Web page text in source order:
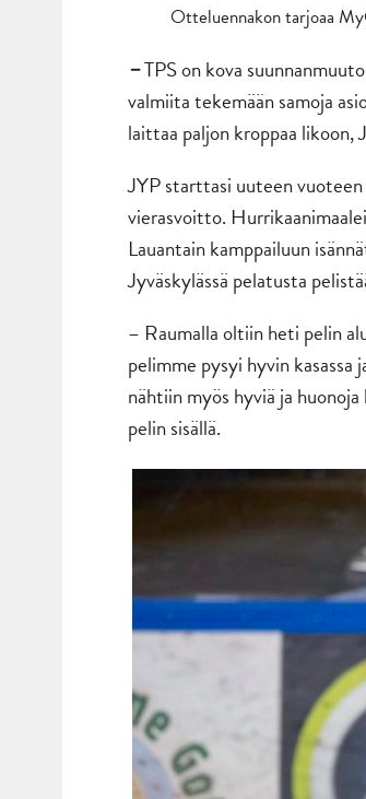
Otteluennakon tarjoaa
–TPS on kova
valmiita tekemään samoja
laittaa paljon kroppaa likoon,
JYP starttasi uuteen
vierasvoitto.
Lauantain kamppailuun
Jyväskylässä pelatusta
– Raumalla oltiin heti pelin
pelimme pysyi hyvin
nähtiin myös hyviä ja
pelin sisällä.